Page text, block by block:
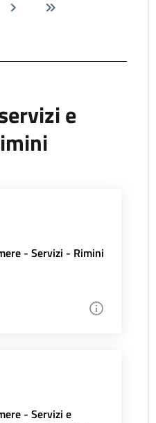
e
- Servizi - Rimini
- Servizi e